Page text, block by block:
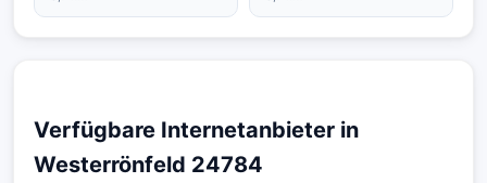
Verfügbare Internetanbieter in
Westerrönfeld 24784